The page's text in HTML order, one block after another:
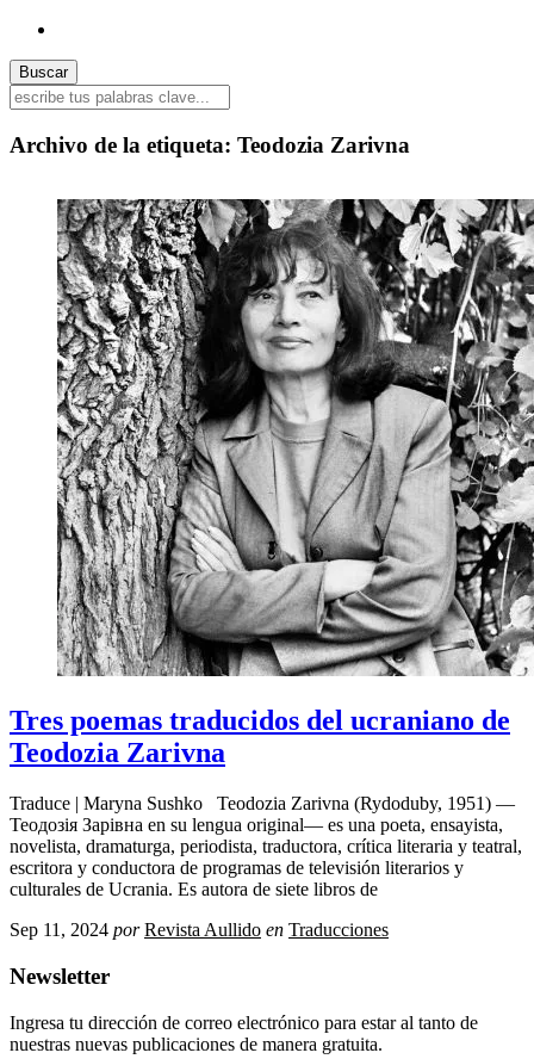
Archivo de la etiqueta: Teodozia Zarivna
Tres poemas traducidos del ucraniano de
Teodozia Zarivna
Traduce | Maryna Sushko Teodozia Zarivna (Rydoduby, 1951) —
Теодозія Зарівна en su lengua original— es una poeta, ensayista,
novelista, dramaturga, periodista, traductora, crítica literaria y teatral,
escritora y conductora de programas de televisión literarios y
culturales de Ucrania. Es autora de siete libros de
Sep 11, 2024 por Revista Aullido en Traducciones
Newsletter
Ingresa tu dirección de correo electrónico para estar al tanto de
nuestras nuevas publicaciones de manera gratuita.